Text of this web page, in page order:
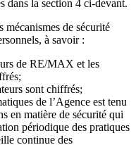
dans la section 4 ci-devant.
mécanismes de sécurité
à savoir :
de RE/MAX et les
sont chiffrés;
de l’Agence est tenu
en matière de sécurité qui
périodique des pratiques
continue des